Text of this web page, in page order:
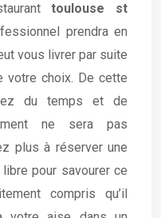
toulouse st
prendra en
vous livrer par suite
votre choix. De cette
du temps et de
ne sera pas
plus à réserver une
pour savourer ce
compris qu’il